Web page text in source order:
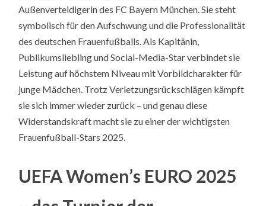
Außenverteidigerin des FC Bayern München. Sie steht
symbolisch für den Aufschwung und die Professionalität
des deutschen Frauenfußballs. Als Kapitänin,
Publikumsliebling und Social-Media-Star verbindet sie
Leistung auf höchstem Niveau mit Vorbildcharakter für
junge Mädchen. Trotz Verletzungsrückschlägen kämpft
sie sich immer wieder zurück – und genau diese
Widerstandskraft macht sie zu einer der wichtigsten
Frauenfußball-Stars 2025.
UEFA Women’s EURO 2025